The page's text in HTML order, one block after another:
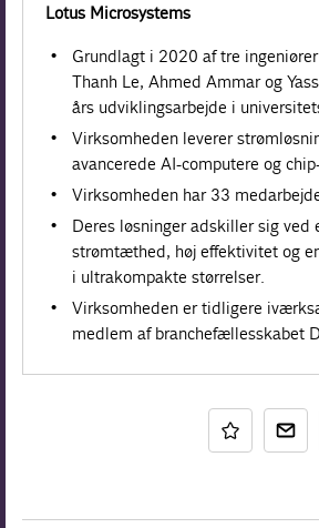
Lotus Microsystems
Grundlagt i 2020 af tre
Thanh Le, Ahmed Ammar og
års udviklingsarbejde i
Virksomheden leverer
avancerede AI-computere og
Virksomheden har 33
Deres løsninger adskiller sig ved
strømtæthed, høj effektivitet og
i ultrakompakte størrelser.
Virksomheden er tidligere
medlem af branchefællesskabet